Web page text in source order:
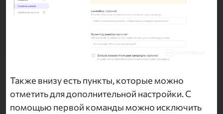
Также внизу есть пункты, которые можно
отметить для дополнительной настройки. С
помощью первой команды можно исключить